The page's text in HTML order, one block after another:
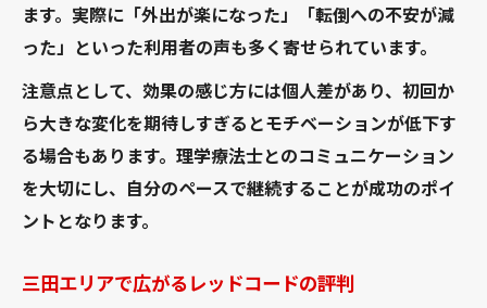
ます。実際に「外出が楽になった」「転倒への不安が減
った」といった利用者の声も多く寄せられています。
注意点として、効果の感じ方には個人差があり、初回か
ら大きな変化を期待しすぎるとモチベーションが低下す
る場合もあります。理学療法士とのコミュニケーション
を大切にし、自分のペースで継続することが成功のポイ
ントとなります。
三田エリアで広がるレッドコードの評判